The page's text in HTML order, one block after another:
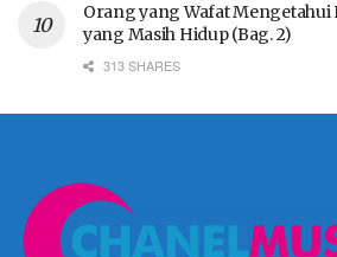
Orang yang Wafat Mengetahui
yang Masih Hidup (Bag. 2)
313 SHARES